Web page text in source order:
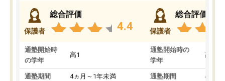
保護者
総合評価
4.4
通塾開始時
の学年
高1
通塾期間 4ヵ月～1年未満
保護者
総合評価
通塾開始時の
学年
高3
通塾期間 4ヵ月